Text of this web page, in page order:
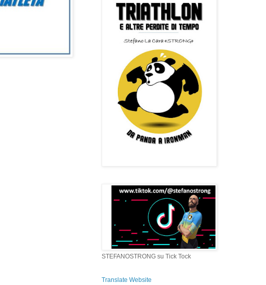
STEFANOSTRONG su Tick Tock
Translate Website